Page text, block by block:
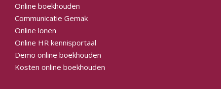
Online boekhouden
Communicatie Gemak
Online lonen
Online HR kennisportaal
Demo online boekhouden
Kosten online boekhouden